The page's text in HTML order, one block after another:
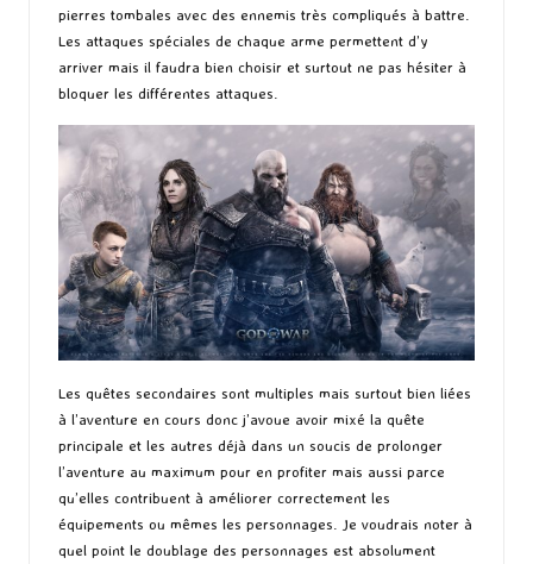
pierres tombales avec des ennemis très compliqués à battre.
Les attaques spéciales de chaque arme permettent d’y
arriver mais il faudra bien choisir et surtout ne pas hésiter à
bloquer les différentes attaques.
Les quêtes secondaires sont multiples mais surtout bien liées
à l’aventure en cours donc j’avoue avoir mixé la quête
principale et les autres déjà dans un soucis de prolonger
l’aventure au maximum pour en profiter mais aussi parce
qu’elles contribuent à améliorer correctement les
équipements ou mêmes les personnages. Je voudrais noter à
quel point le doublage des personnages est absolument